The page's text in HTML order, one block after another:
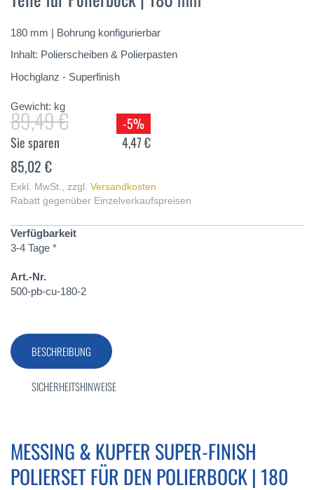
springen
180 mm | Bohrung konfigurierbar
Inhalt: Polierscheiben & Polierpasten
Hochglanz - Superfinish
Gewicht: kg
89,49 €
-5%
Sie sparen
4,47 €
85,02 €
Exkl. MwSt. zzgl. Versandkosten
Rabatt gegenüber Einzelverkaufspreisen
Verfügbarkeit
3-4 Tage *
Art.-Nr.
500-pb-cu-180-2
BESCHREIBUNG
MESSING & KUPFER SUPER-FINISH
POLIERSET FÜR DEN POLIERBOCK | 180
SICHERHEITSHINWEISE